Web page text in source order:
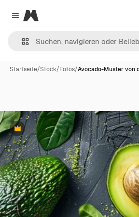
Close menu
Magnific
Startseite/Stock/Fotos/Avocado-Muster von
Premium